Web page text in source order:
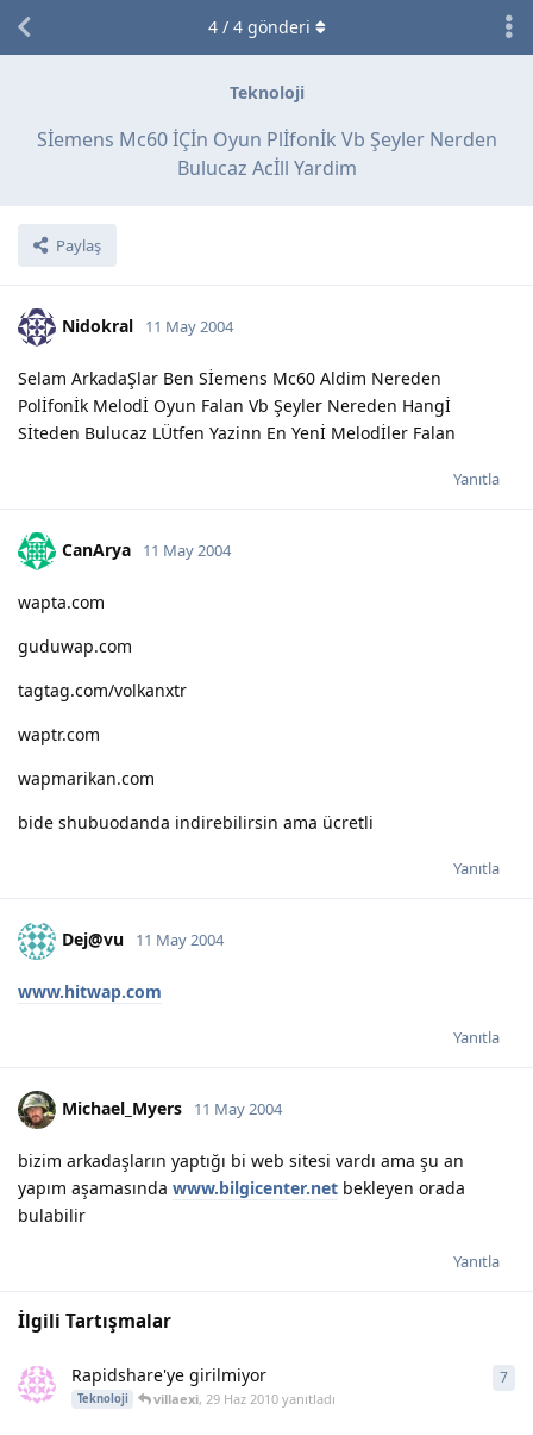
Teknoloji
Sİemens Mc60 İÇİn Oyun Plİfonİk Vb Şeyler Nerden
Bulucaz Acİll Yardim
Paylaş
4/ 4gönderi
Nidokral 11 May 2004
Selam ArkadaŞlar Ben Sİemens Mc60 Aldim Nereden
Polİfonİk Melodİ Oyun Falan Vb Şeyler Nereden Hangİ
Sİteden Bulucaz LÜtfen Yazinn En Yenİ Melodİler Falan
Yanıtla
CanArya 11 May 2004
wapta.com
guduwap.com
tagtag.com/volkanxtr
waptr.com
wapmarikan.com
bide shubuodanda indirebilirsin ama ücretli
Yanıtla
Dej@vu 11 May 2004
www.hitwap.com
Yanıtla
Michael_Myers 11 May 2004
bizim arkadaşların yaptığı bi web sitesi vardı ama şu an
yapım aşamasında www.bilgicenter.net bekleyen orada
bulabilir
Yanıtla
İlgili Tartışmalar
Rapidshare'ye girilmiyor
Teknoloji villaexi,29 Haz 2010 yanıtladı
7